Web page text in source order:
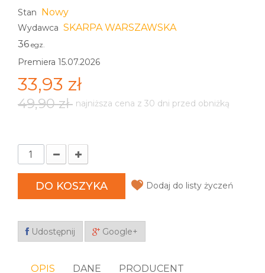
Stan Nowy
Wydawca SKARPA WARSZAWSKA
36 egz.
Premiera 15.07.2026
33,93 zł
49,90 zł najniższa cena z 30 dni przed obniżką
DO KOSZYKA Dodaj do listy życzeń
Udostępnij Google+
OPIS DANE PRODUCENT